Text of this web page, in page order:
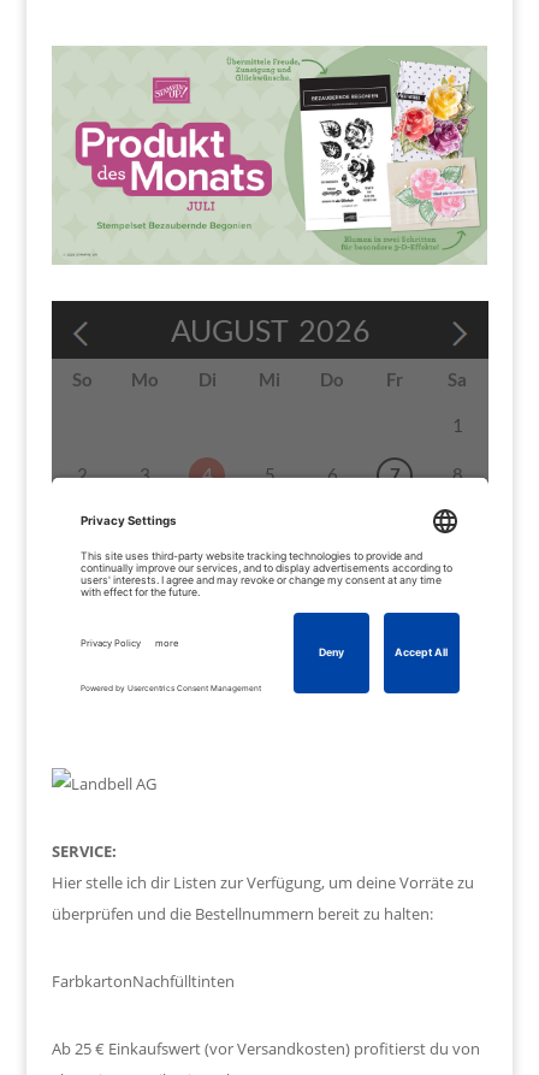
SERVICE:
Hier stelle ich dir Listen zur Verfügung, um deine Vorräte zu
überprüfen und die Bestellnummern bereit zu halten:
FarbkartonNachfülltinten
Ab 25 € Einkaufswert (vor Versandkosten) profitierst du von